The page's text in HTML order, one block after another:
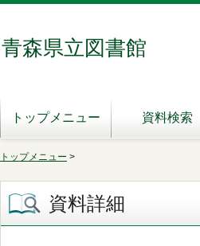
青森県立図書館
トップメニュー 資料検索
トップメニュー >
資料詳細